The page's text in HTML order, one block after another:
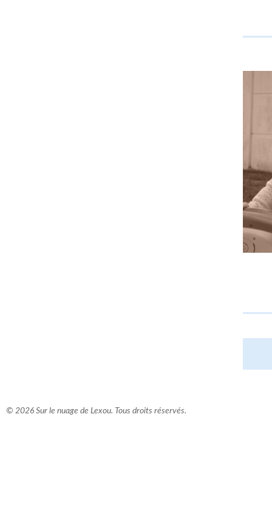
© 2026 Sur le nuage de Lexou. Tous droits réservés.